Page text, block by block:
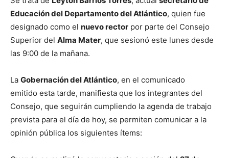
Educación del Departamento del Atlántico, quien fue
designado como el nuevo rector por parte del Consejo
Superior del Alma Mater, que sesionó este lunes desde
las 9:00 de la mañana.
La Gobernación del Atlántico, en el comunicado
emitido esta tarde, manifiesta que los integrantes del
Consejo, que seguirán cumpliendo la agenda de trabajo
prevista para el día de hoy, se permiten comunicar a la
opinión pública los siguientes ítems: